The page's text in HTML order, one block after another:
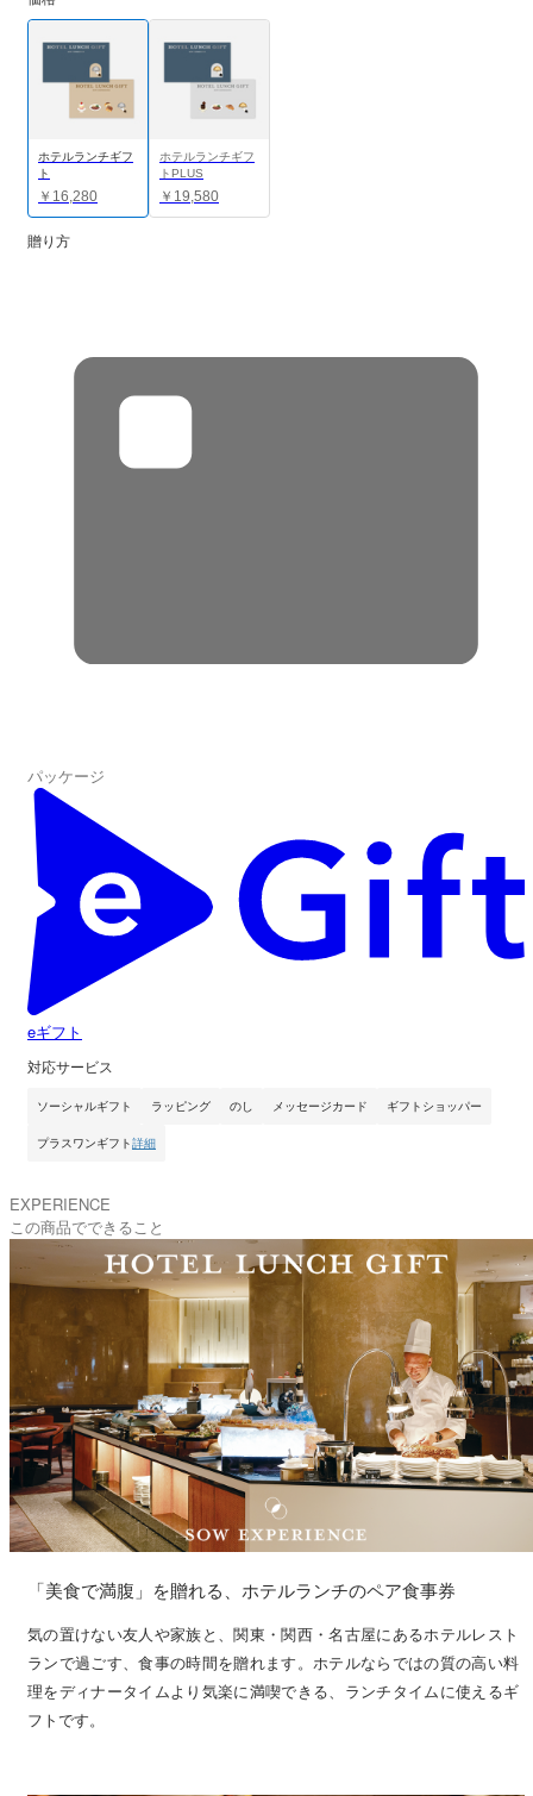
ホテルランチギフ
ト
￥16,280
ホテルランチギフ
トPLUS
￥19,580
贈り方
パッケージ
eギフト
対応サービス
ソーシャルギフト ラッピング のし メッセージカード ギフトショッパー
プラスワンギフト詳細
EXPERIENCE
この商品でできること
「美食で満腹」を贈れる、ホテルランチのペア食事券
気の置けない友人や家族と、関東・関西・名古屋にあるホテルレスト
ランで過ごす、食事の時間を贈れます。ホテルならではの質の高い料
理をディナータイムより気楽に満喫できる、ランチタイムに使えるギ
フトです。